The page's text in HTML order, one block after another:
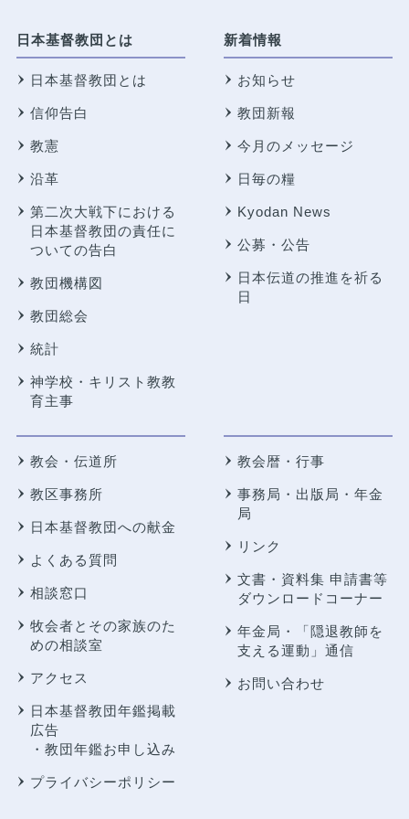
日本基督教団とは
日本基督教団とは
信仰告白
教憲
沿革
第二次大戦下における
日本基督教団の責任に
ついての告白
教団機構図
教団総会
統計
神学校・キリスト教教
育主事
新着情報
お知らせ
教団新報
今月のメッセージ
日毎の糧
Kyodan News
公募・公告
日本伝道の推進を祈る
日
教会・伝道所
教区事務所
日本基督教団への献金
よくある質問
相談窓口
牧会者とその家族のた
めの相談室
アクセス
日本基督教団年鑑掲載
広告
・教団年鑑お申し込み
プライバシーポリシー
教会暦・行事
事務局・出版局・年金
局
リンク
文書・資料集 申請書等
ダウンロードコーナー
年金局・
「隠退教師を
支える運動」通信
お問い合わせ